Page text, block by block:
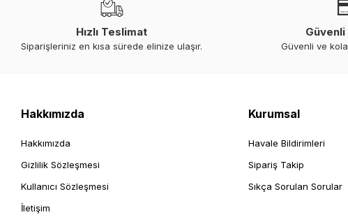
Hızlı Teslimat
Siparişleriniz en kısa sürede elinize ulaşır.
Güvenli
Güvenli ve
Hakkımızda
Hakkımızda
Gizlilik Sözleşmesi
Kullanıcı Sözleşmesi
İletişim
Kurumsal
Havale Bildirimleri
Sipariş Takip
Sıkça Sorulan Sorular